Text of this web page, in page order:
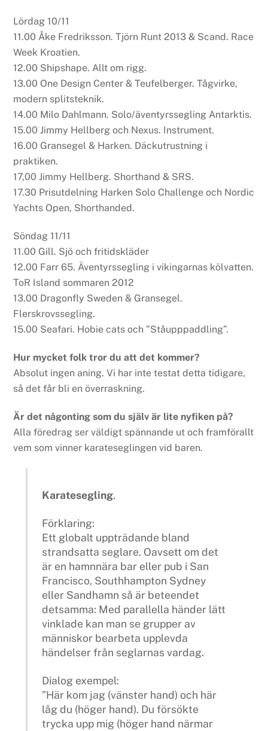
Lördag 10/11
11.00 Åke Fredriksson. Tjörn Runt 2013 & Scand. Race
Week Kroatien.
12.00 Shipshape. Allt om rigg.
13.00 One Design Center & Teufelberger. Tågvirke,
modern splitsteknik.
14.00 Milo Dahlmann. Solo/äventyrssegling Antarktis.
15.00 Jimmy Hellberg och Nexus. Instrument.
16.00 Gransegel & Harken. Däckutrustning i
praktiken.
17,00 Jimmy Hellberg. Shorthand & SRS.
17.30 Prisutdelning Harken Solo Challenge och Nordic
Yachts Open, Shorthanded.
Söndag 11/11
11.00 Gill. Sjö och fritidskläder
12.00 Farr 65. Äventyrssegling i vikingarnas kölvatten.
ToR Island sommaren 2012
13.00 Dragonfly Sweden & Gransegel.
Flerskrovssegling.
15.00 Seafari. Hobie cats och ”Ståupppaddling”.
Hur mycket folk tror du att det kommer?
Absolut ingen aning. Vi har inte testat detta tidigare,
så det får bli en överraskning.
Är det någonting som du själv är lite nyfiken på?
Alla föredrag ser väldigt spännande ut och framförallt
vem som vinner karateseglingen vid baren.
Karatesegling.
Förklaring:
Ett globalt uppträdande bland
strandsatta seglare. Oavsett om det
är en hamnnära bar eller pub i San
Francisco, Southhampton Sydney
eller Sandhamn så är beteendet
detsamma: Med parallella händer lätt
vinklade kan man se grupper av
människor bearbeta upplevda
händelser från seglarnas vardag.
Dialog exempel:
”Här kom jag (vänster hand) och här
låg du (höger hand). Du försökte
trycka upp mig (höger hand närmar